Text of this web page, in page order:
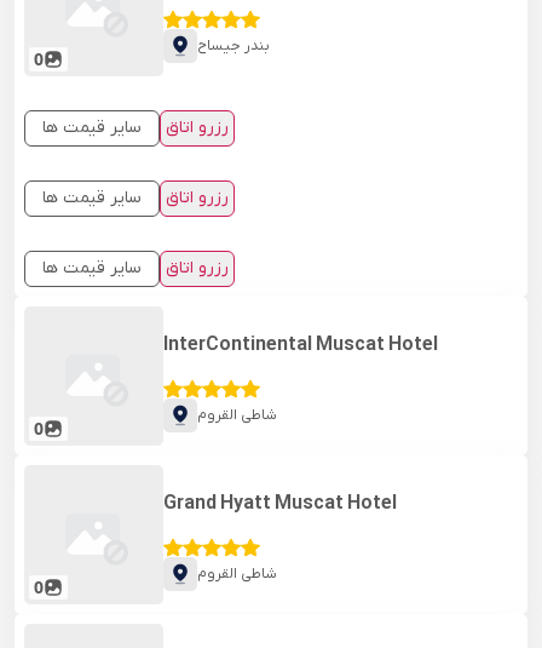
0
بندر جیساح
سایر قیمت ها رزرو اتاق
سایر قیمت ها رزرو اتاق
سایر قیمت ها رزرو اتاق
0
InterContinental Muscat Hotel
شاطی القروم
0
Grand Hyatt Muscat Hotel
شاطی القروم